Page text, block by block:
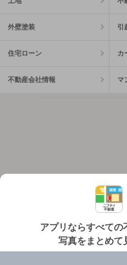
アプリならすべての
写真をまとめて
外壁塗装 引
住宅ローン カ
不動産会社情報 マ
個人情報保護ポリシー